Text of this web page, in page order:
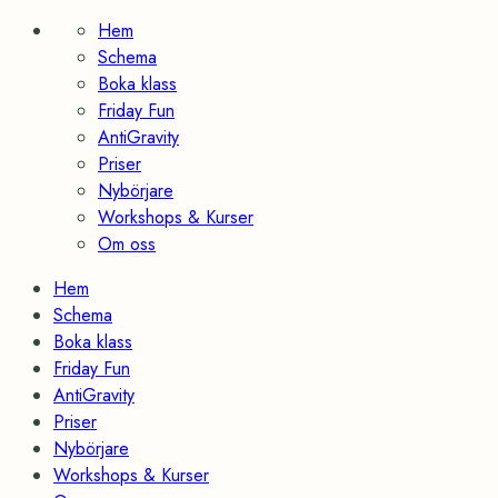
Skip
Hem
Schema
Boka klass
Friday Fun
AntiGravity
Priser
Nybörjare
Workshops & Kurser
Om oss
Hem
Schema
Boka klass
Friday Fun
AntiGravity
Priser
Nybörjare
Workshops & Kurser